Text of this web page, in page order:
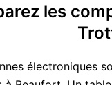
les
électroniques